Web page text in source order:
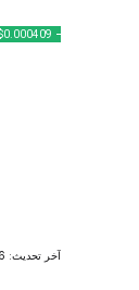
آخر تحديث: 2026-08-08 05:34:04